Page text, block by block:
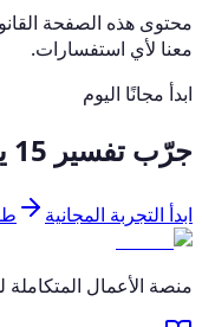
محتوى هذه الصفحة
معنا لأي استفسارات.
ابدأ مجانًا اليوم
جرّب تفسير 15 يومًا — بدون بطاقة ائتمان
ابدأ التجربة المجانية
منصة الأعمال